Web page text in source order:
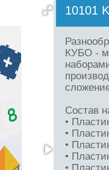
10101
КУБО -
Состав
•
•
•
•